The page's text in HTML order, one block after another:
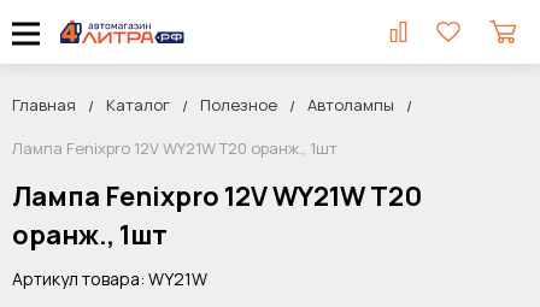
Главная Каталог Полезное
Автолампы
Лампа Fenixpro 12V WY21W T20 оранж., 1шт
Лампа Fenixpro 12V WY21W T20
оранж., 1шт
Артикул товара: WY21W